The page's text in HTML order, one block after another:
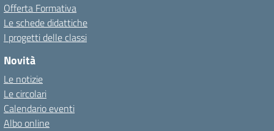
Offerta Formativa
Le schede didattiche
I progetti delle classi
Novità
Le notizie
Le circolari
Calendario eventi
Albo online